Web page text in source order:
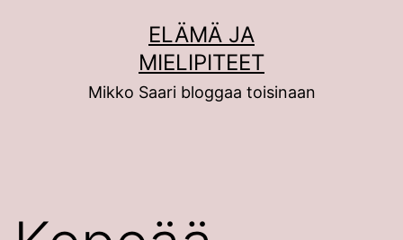
ELÄMÄ JA
MIELIPITEET
Mikko Saari bloggaa toisinaan